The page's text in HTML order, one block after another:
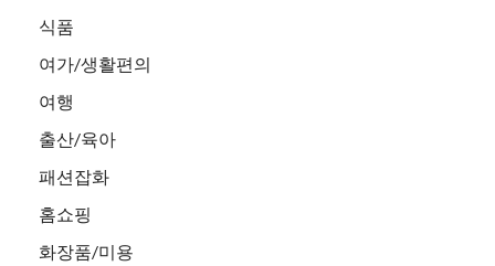
식품
여가/생활편의
여행
출산/육아
패션잡화
홈쇼핑
화장품/미용